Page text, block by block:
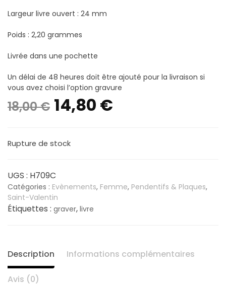
Largeur livre ouvert : 24 mm
Poids : 2,20 grammes
Livrée dans une pochette
Un délai de 48 heures doit être ajouté pour la livraison si
vous avez choisi l’option gravure
18,00€ Le
initial
était :
18,00 €.
14,80 €
Rupture de stock
UGS : H709C
Catégories : Evènements, Femme, Pendentifs & Plaques,
Saint-Valentin
Étiquettes : graver, livre
Description Informations complémentaires
Avis (0)